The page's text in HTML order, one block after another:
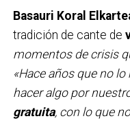
Basauri Koral
tradición de cante de
momentos de crisis
«Hace años que no
hacer algo por
gratuita, con lo que